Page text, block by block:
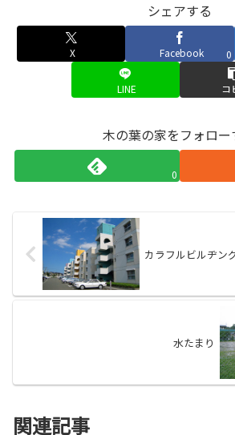
シェアする
X Facebook 0
LINE コ
木の葉の家をフォロー
0
カラフルビルヂン
水たまり
関連記事